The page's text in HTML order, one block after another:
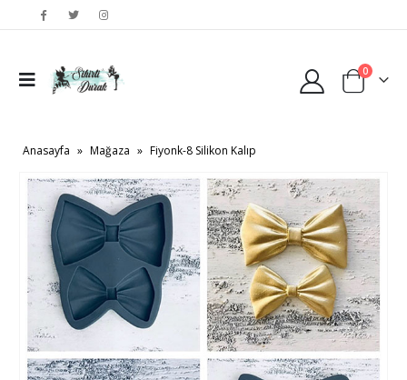
0
Anasayfa » Mağaza » Fiyonk-8 Silikon Kalıp